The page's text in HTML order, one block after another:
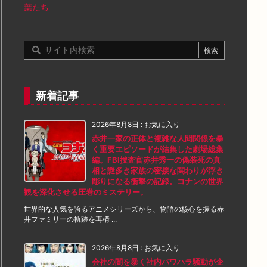
葉たち
新着記事
2026年8月8日 : お気に入り
赤井一家の正体と複雑な人間関係を暴
く重要エピソードが結集した劇場総集
編。FBI捜査官赤井秀一の偽装死の真
相と謎多き家族の密接な関わりが浮き
彫りになる衝撃の記録。コナンの世界
観を深化させる圧巻のミステリー。
世界的な人気を誇るアニメシリーズから、物語の核心を握る赤
井ファミリーの軌跡を再構 ...
2026年8月8日 : お気に入り
会社の闇を暴く社内パワハラ騒動が企